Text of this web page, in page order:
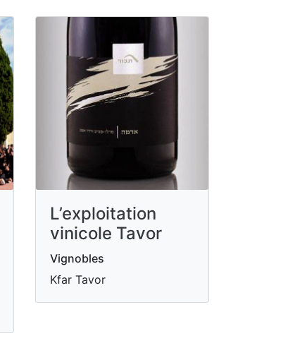
L’exploitation
vinicole Tavor
Vignobles
Kfar Tavor